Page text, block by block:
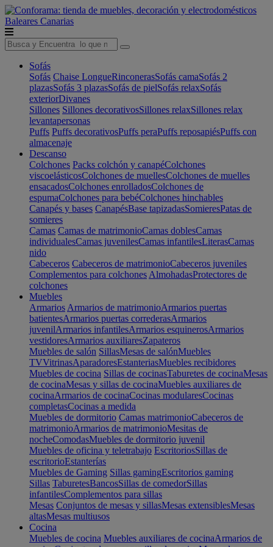
Baleares Canarias
Sofás
Sofás Chaise LongueRinconerasSofás camaSofás 2
plazasSofás 3 plazasSofás de pielSofás relaxSofás
exteriorDivanes
Sillones Sillones decorativosSillones relaxSillones relax
levantapersonas
Puffs Puffs decorativosPuffs peraPuffs reposapiésPuffs con
almacenaje
Descanso
Colchones Packs colchón y canapéColchones
viscoelásticosColchones de muellesColchones de muelles
ensacadosColchones enrolladosColchones de
espumaColchones para bebéColchones hinchables
Canapés y bases CanapésBase tapizadasSomieresPatas de
somieres
Camas Camas de matrimonioCamas doblesCamas
individualesCamas juvenilesCamas infantilesLiterasCamas
nido
Cabeceros Cabeceros de matrimonioCabeceros juveniles
Complementos para colchones AlmohadasProtectores de
colchones
Muebles
Armarios Armarios de matrimonioArmarios puertas
batientesArmarios puertas correderasArmarios
juvenilArmarios infantilesArmarios esquinerosArmarios
vestidoresArmarios auxiliaresZapateros
Muebles de salón SillasMesas de salónMuebles
TVVitrinasAparadoresEstanteriasMuebles recibidores
Muebles de cocina Sillas de cocinasTaburetes de cocinaMesas
de cocinaMesas y sillas de cocinaMuebles auxiliares de
cocinaArmarios de cocinaCocinas modularesCocinas
completasCocinas a medida
Muebles de dormitorio Camas matrimonioCabeceros de
matrimonioArmarios de matrimonioMesitas de
nocheComodasMuebles de dormitorio juvenil
Muebles de oficina y teletrabajo EscritoriosSillas de
escritorioEstanterías
Muebles de Gaming Sillas gamingEscritorios gaming
Sillas TaburetesBancosSillas de comedorSillas
infantilesComplementos para sillas
Mesas Conjuntos de mesas y sillasMesas extensiblesMesas
altasMesas multiusos
Cocina
Muebles de cocina Muebles auxiliares de cocinaArmarios de